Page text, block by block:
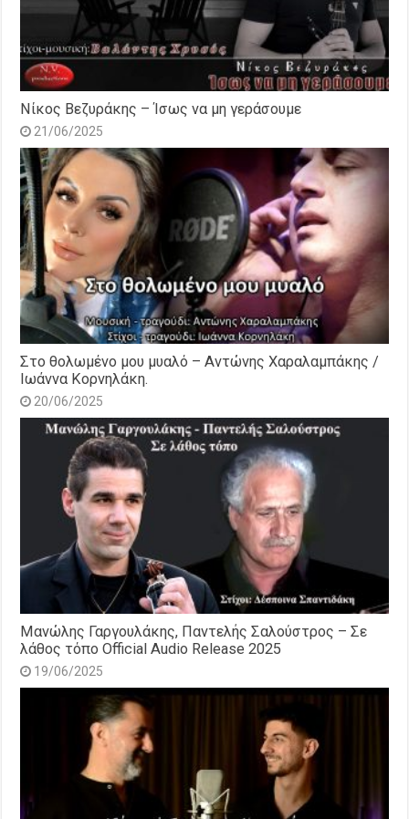
Νίκος Βεζυράκης – Ίσως να μη γεράσουμε
21/06/2025
Στο θολωμένο μου μυαλό – Αντώνης Χαραλαμπάκης /
Ιωάννα Κορνηλάκη.
20/06/2025
Μανώλης Γαργουλάκης, Παντελής Σαλούστρος – Σε
λάθος τόπο Official Audio Release 2025
19/06/2025